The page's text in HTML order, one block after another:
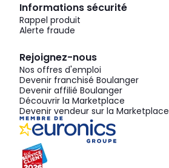
Informations sécurité
Rappel produit
Alerte fraude
Rejoignez-nous
Nos offres d'emploi
Devenir franchisé Boulanger
Devenir affilié Boulanger
Découvrir la Marketplace
Devenir vendeur sur la Marketplace